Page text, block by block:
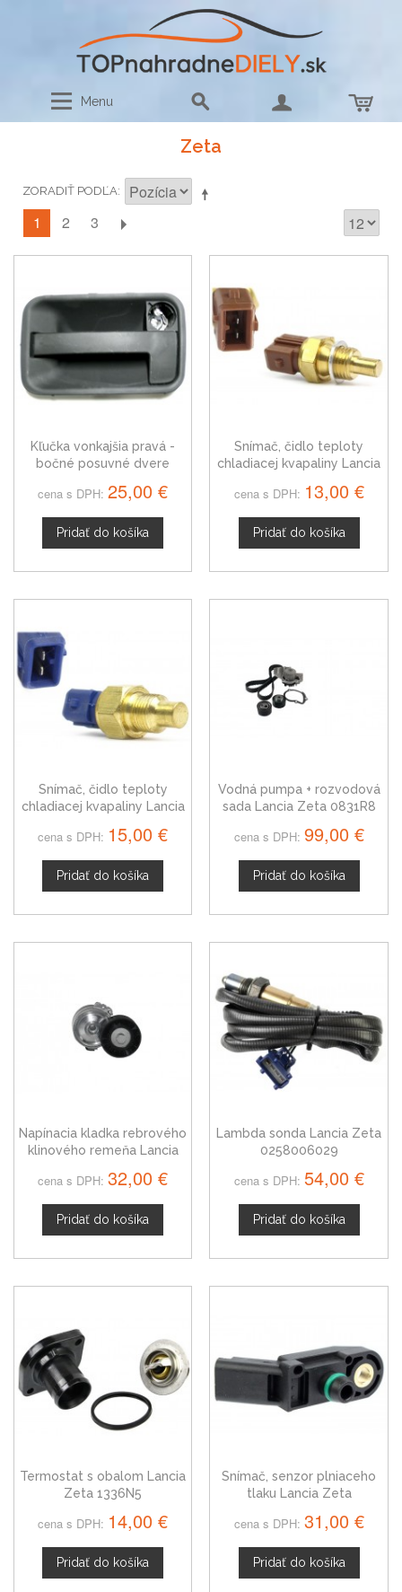
Menu
Zeta
ZORADIŤ PODĽA
1 2 3
Kľučka vonkajšia pravá -
bočné posuvné dvere
cena s DPH: 25,00 €
Pridať do košíka
Snímač, čidlo teploty
chladiacej kvapaliny Lancia
cena s DPH: 13,00 €
Pridať do košíka
Snímač, čidlo teploty
chladiacej kvapaliny Lancia
cena s DPH: 15,00 €
Pridať do košíka
Vodná pumpa + rozvodová
sada Lancia Zeta 0831R8
cena s DPH: 99,00 €
Pridať do košíka
Napínacia kladka rebrového
klinového remeňa Lancia
cena s DPH: 32,00 €
Pridať do košíka
Lambda sonda Lancia Zeta
0258006029
cena s DPH: 54,00 €
Pridať do košíka
Termostat s obalom Lancia
Zeta 1336N5
cena s DPH: 14,00 €
Pridať do košíka
Snímač, senzor plniaceho
tlaku Lancia Zeta
cena s DPH: 31,00 €
Pridať do košíka